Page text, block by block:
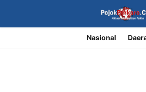
Nasional